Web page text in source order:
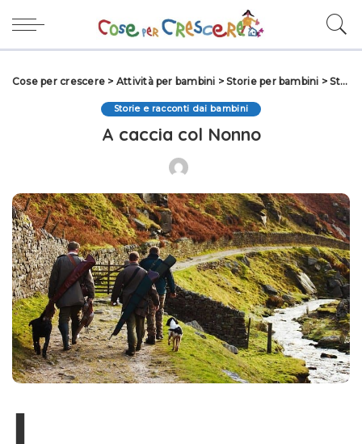
Cose per crescere > Attività per bambini >Storie per bambini >Storie e racconti dai bambini
Storie e racconti dai bambini
A caccia col Nonno